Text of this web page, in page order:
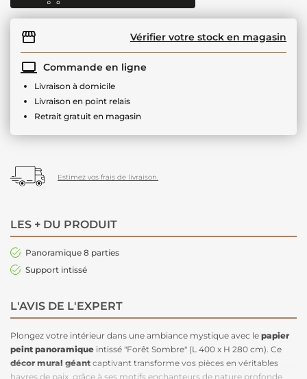
Vérifier votre stock en magasin
Commande en ligne
Livraison à domicile
Livraison en point relais
Retrait gratuit en magasin
Estimez vos frais de livraison.
LES + DU PRODUIT
Panoramique 8 parties
Support intissé
L'AVIS DE L'EXPERT
Plongez votre intérieur dans une ambiance mystique avec le papier
peint panoramique intissé "Forêt Sombre" (L 400 x H 280 cm). Ce
décor mural géant captivant transforme vos pièces en véritables
havres de paix, grâce à ses motifs enchanteurs de nature profonde.